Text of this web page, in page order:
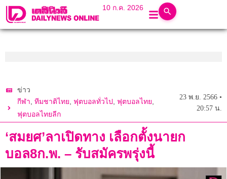
10 ก.ค. 2026
ข่าว
กีฬา, ทีมชาติไทย, ฟุตบอลทั่วไป , ฟุตบอลไทย,
ฟุตบอลไทยลีก
23 พ.ย. 2566 •
20:57 น.
‘สมยศ’ลาเปิดทาง เลือกตั้งนายก
บอล8ก.พ. – รับสมัครพรุ่งนี้